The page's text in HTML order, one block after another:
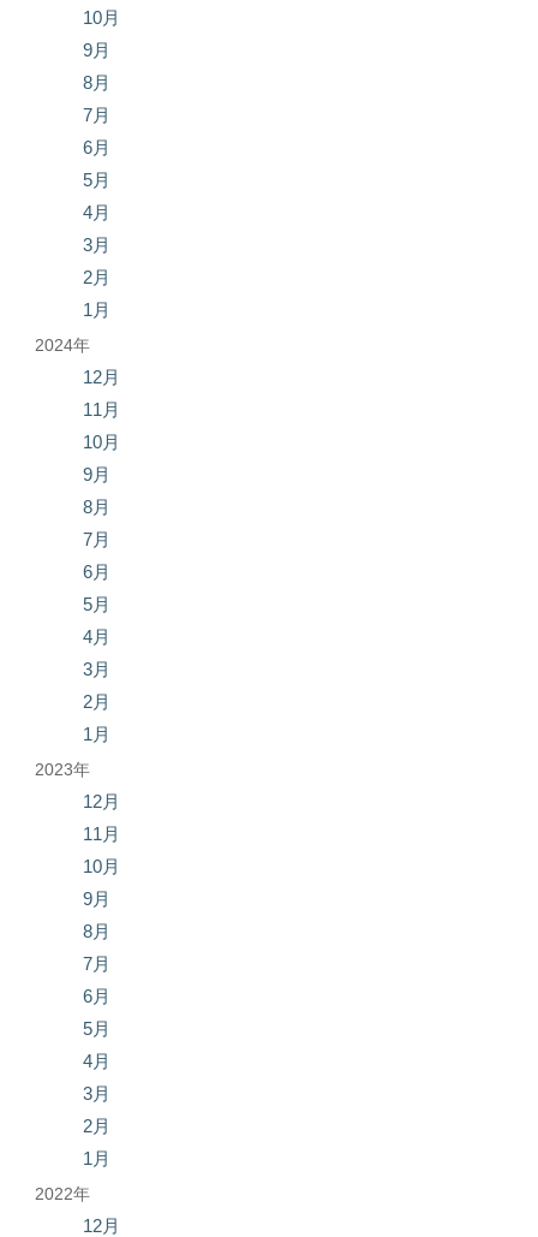
10月
9月
8月
7月
6月
5月
4月
3月
2月
1月
2024年
12月
11月
10月
9月
8月
7月
6月
5月
4月
3月
2月
1月
2023年
12月
11月
10月
9月
8月
7月
6月
5月
4月
3月
2月
1月
2022年
12月